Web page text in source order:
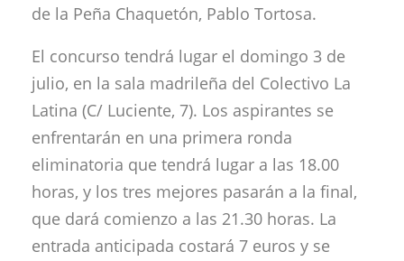
de la Peña Chaquetón, Pablo Tortosa.
El concurso tendrá lugar el domingo 3 de
julio, en la sala madrileña del Colectivo La
Latina (C/ Luciente, 7). Los aspirantes se
enfrentarán en una primera ronda
eliminatoria que tendrá lugar a las 18.00
horas, y los tres mejores pasarán a la final,
que dará comienzo a las 21.30 horas. La
entrada anticipada costará 7 euros y se